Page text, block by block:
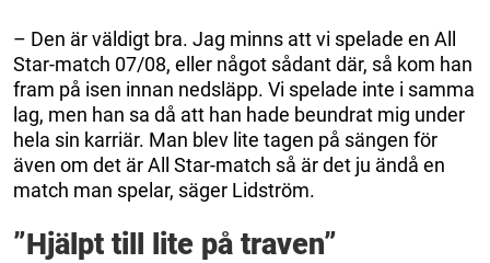
– Den är väldigt bra. Jag minns att vi spelade en All
Star-match 07/08, eller något sådant där, så kom han
fram på isen innan nedsläpp. Vi spelade inte i samma
lag, men han sa då att han hade beundrat mig under
hela sin karriär. Man blev lite tagen på sängen för
även om det är All Star-match så är det ju ändå en
match man spelar, säger Lidström.
”Hjälpt till lite på traven”